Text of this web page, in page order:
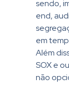
sendo,
end,
em
Além
SOX e
não